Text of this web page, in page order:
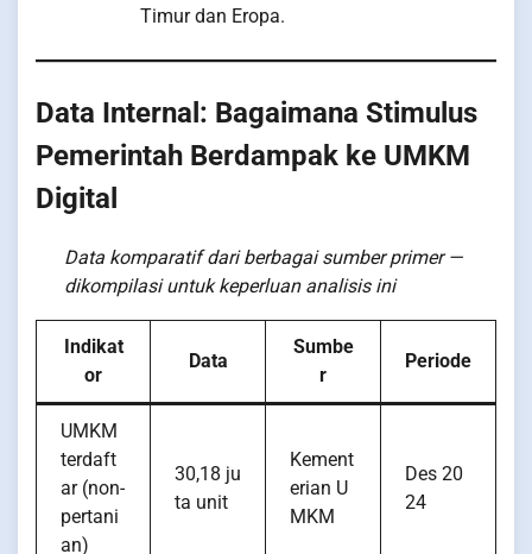
Timur dan Eropa.
Data Internal: Bagaimana Stimulus
Pemerintah Berdampak ke UMKM
Digital
Data komparatif dari berbagai sumber primer —
dikompilasi untuk keperluan analisis ini
Indikat
or
Data
Sumbe
r
Periode
UMKM
terdaft
ar (non-
pertani
an)
30,18 ju
ta unit
Kement
erian U
MKM
Des 20
24